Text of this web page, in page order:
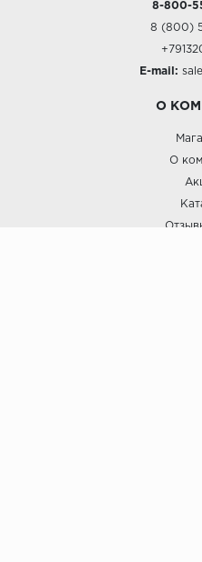
8-800-
8 (800)
E-mail:
О
О